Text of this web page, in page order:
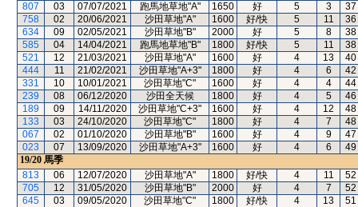
807
03 07/07/2021 跑馬地草地"A" 1650 好 5 3
37
758
02 20/06/2021 沙田草地"A" 1600 好/快 5 11
36
634
09 02/05/2021 沙田草地"B" 2000 好 5 8
38
585
04 14/04/2021 跑馬地草地"B" 1800 好/快 5 11
38
521
12 21/03/2021 沙田草地"A" 1600 好 4 13
40
444
11 21/02/2021 沙田草地"A+3" 1800 好 4 6
42
331
10 10/01/2021 沙田草地"C" 1600 好 4 4
44
239
08 06/12/2020 沙田全天候 1800 好 4 5
46
189
09 14/11/2020 沙田草地"C+3" 1600 好 4 12
48
133
03 24/10/2020 沙田草地"C" 1800 好 4 7
48
067
02 01/10/2020 沙田草地"B" 1600 好 4 9
47
023
07 13/09/2020 沙田草地"A+3" 1600 好 4 6
49
19/20 馬季
813
06 12/07/2020 沙田草地"A" 1800 好/快 4 11
52
705
12 31/05/2020 沙田草地"B" 2000 好 4 7
52
645
03 09/05/2020 沙田草地"C" 1800 好/快 4 13
51